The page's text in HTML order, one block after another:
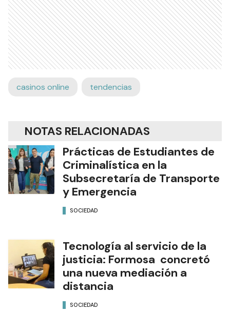
casinos online tendencias
NOTAS RELACIONADAS
Prácticas de Estudiantes de
Criminalística en la
Subsecretaría de Transporte
y Emergencia
SOCIEDAD
Tecnología al servicio de la
justicia: Formosa concretó
una nueva mediación a
distancia
SOCIEDAD